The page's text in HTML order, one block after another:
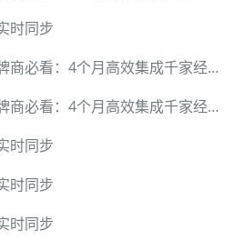
时同步
经销商数据太难管？品牌商必看：4个月高效集成千家经销商的落地指南
经销商数据太难管？品牌商必看：4个月高效集成千家经销商的落地指南
时同步
时同步
时同步